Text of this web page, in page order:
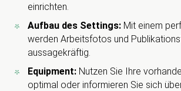
einrichten.
Aufbau des Settings: Mit einem
werden Arbeitsfotos und
aussagekräftig.
Equipment: Nutzen Sie Ihre
optimal oder informieren Sie sich